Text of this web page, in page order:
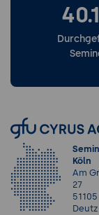
Köln
Am
27
Deutz